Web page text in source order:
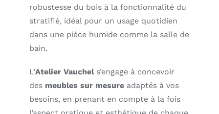
robustesse du bois à la fonctionnalité du
stratifié, idéal pour un usage quotidien
dans une pièce humide comme la salle de
bain.
L’Atelier Vauchel s’engage à concevoir
des meubles sur mesure adaptés à vos
besoins, en prenant en compte à la fois